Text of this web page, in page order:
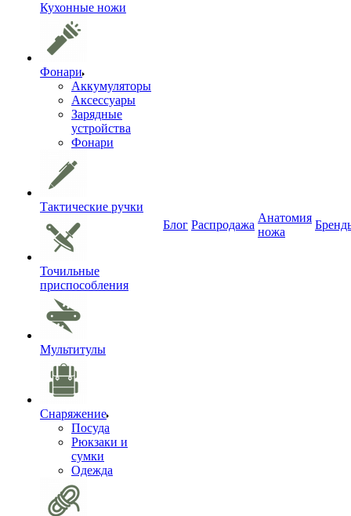
Кухонные ножи
Фонари
Аккумуляторы
Аксессуары
Зарядные
устройства
Фонари
Тактические ручки
Точильные
приспособления
Мультитулы
Снаряжение
Посуда
Рюкзаки и
сумки
Одежда
Блог Распродажа
Анатомия
ножа